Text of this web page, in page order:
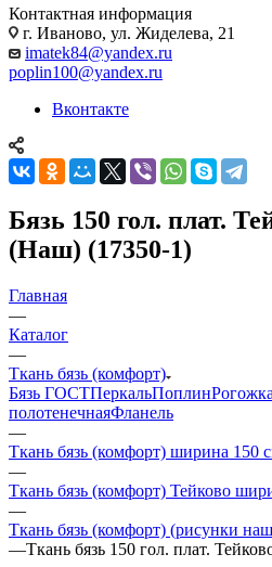
Контактная информация
г. Иваново, ул. Жиделева, 21
imatek84@yandex.ru
poplin100@yandex.ru
Вконтакте
Бязь 150 гол. плат.
(Наш) (17350-1)
Главная
—
Каталог
—
Ткань бязь (комфорт)
Бязь ГОСТПеркальПоплинРогожка
полотенечнаяФланель
—
Ткань бязь (комфорт) ширина 150
—
Ткань бязь (комфорт) Тейково
—
Ткань бязь (комфорт) (рисунки
—Ткань бязь 150 гол. плат.